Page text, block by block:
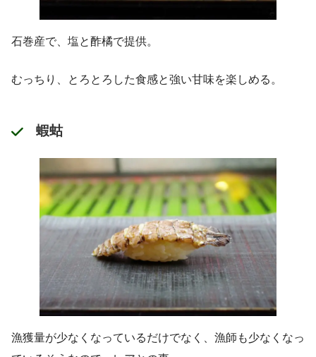
石巻産で、塩と酢橘で提供。
むっちり、とろとろした食感と強い甘味を楽しめる。
蝦蛄
漁獲量が少なくなっているだけでなく、漁師も少なくなっ